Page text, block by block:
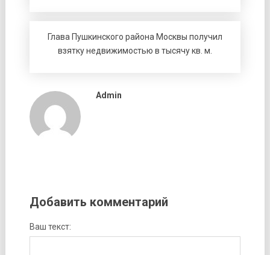
Глава Пушкинского района Москвы получил
взятку недвижимостью в тысячу кв. м.
Admin
Добавить комментарий
Ваш текст: